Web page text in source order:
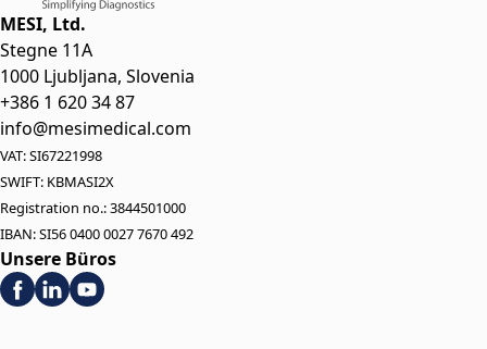
MESI, Ltd.
Stegne 11A
1000 Ljubljana, Slovenia
+386 1 620 34 87
info@mesimedical.com
VAT: SI67221998
SWIFT: KBMASI2X
Registration no.: 3844501000
IBAN: SI56 0400 0027 7670 492
Unsere Büros